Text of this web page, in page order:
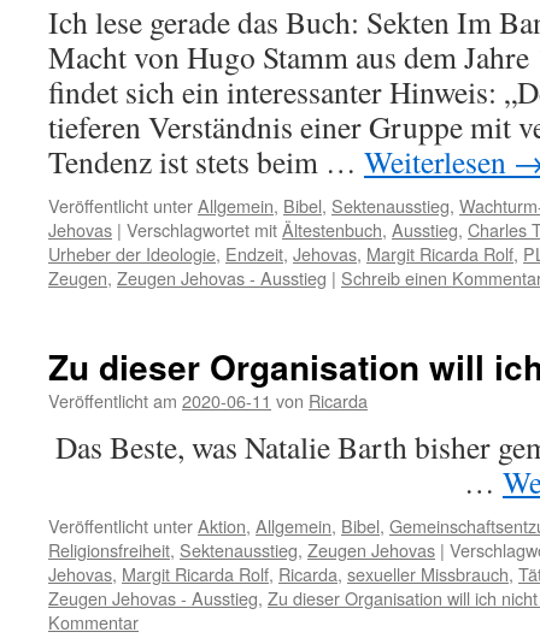
Ich lese gerade das Buch: Sekten Im
Macht von Hugo Stamm aus dem
findet sich ein interessanter Hinweis:
tieferen Verständnis einer Gruppe mit
Tendenz ist stets beim … Weiterlesen
Veröffentlicht unterAllgemein, Bibel, Sektenausstieg,
Jehovas | Verschlagwortet mitÄltestenbuch, Ausstieg, Charles
Urheber der Ideologie, Endzeit, Jehovas, Margit Ricarda Rolf,
Zeugen, Zeugen Jehovas - Ausstieg | Schreib einen
Zu dieser Organisation will
Veröffentlicht am 2020-06-11 von Ricarda
Das Beste, was Natalie Barth
…
Veröffentlicht unterAktion, Allgemein, Bibel,
Religionsfreiheit, Sektenausstieg, Zeugen Jehovas |
Jehovas, Margit Ricarda Rolf, Ricarda, sexueller Missbrauch,
Zeugen Jehovas - Ausstieg, Zu dieser Organisation will ich
Kommentar